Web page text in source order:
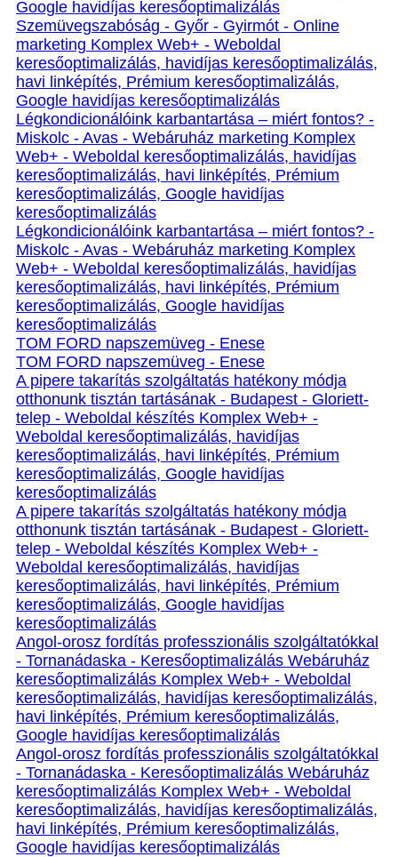
Google havidíjas keresőoptimalizálás
Szemüvegszabóság - Győr - Gyirmót - Online
marketing Komplex Web+ - Weboldal
keresőoptimalizálás, havidíjas keresőoptimalizálás,
havi linképítés, Prémium keresőoptimalizálás,
Google havidíjas keresőoptimalizálás
Légkondicionálóink karbantartása – miért fontos? -
Miskolc - Avas - Webáruház marketing Komplex
Web+ - Weboldal keresőoptimalizálás, havidíjas
keresőoptimalizálás, havi linképítés, Prémium
keresőoptimalizálás, Google havidíjas
keresőoptimalizálás
Légkondicionálóink karbantartása – miért fontos? -
Miskolc - Avas - Webáruház marketing Komplex
Web+ - Weboldal keresőoptimalizálás, havidíjas
keresőoptimalizálás, havi linképítés, Prémium
keresőoptimalizálás, Google havidíjas
keresőoptimalizálás
TOM FORD napszemüveg - Enese
TOM FORD napszemüveg - Enese
A pipere takarítás szolgáltatás hatékony módja
otthonunk tisztán tartásának - Budapest - Gloriett-
telep - Weboldal készítés Komplex Web+ -
Weboldal keresőoptimalizálás, havidíjas
keresőoptimalizálás, havi linképítés, Prémium
keresőoptimalizálás, Google havidíjas
keresőoptimalizálás
A pipere takarítás szolgáltatás hatékony módja
otthonunk tisztán tartásának - Budapest - Gloriett-
telep - Weboldal készítés Komplex Web+ -
Weboldal keresőoptimalizálás, havidíjas
keresőoptimalizálás, havi linképítés, Prémium
keresőoptimalizálás, Google havidíjas
keresőoptimalizálás
Angol-orosz fordítás professzionális szolgáltatókkal
- Tornanádaska - Keresőoptimalizálás Webáruház
keresőoptimalizálás Komplex Web+ - Weboldal
keresőoptimalizálás, havidíjas keresőoptimalizálás,
havi linképítés, Prémium keresőoptimalizálás,
Google havidíjas keresőoptimalizálás
Angol-orosz fordítás professzionális szolgáltatókkal
- Tornanádaska - Keresőoptimalizálás Webáruház
keresőoptimalizálás Komplex Web+ - Weboldal
keresőoptimalizálás, havidíjas keresőoptimalizálás,
havi linképítés, Prémium keresőoptimalizálás,
Google havidíjas keresőoptimalizálás